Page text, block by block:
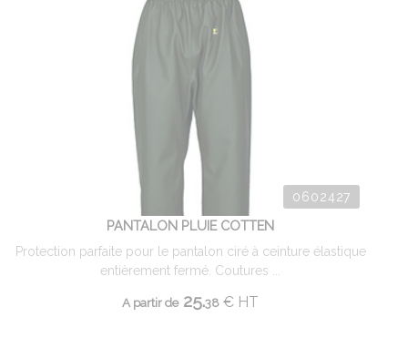
0602427
PANTALON PLUIE COTTEN
Protection parfaite pour le pantalon ciré à ceinture élastique
entièrement fermé. Coutures ...
A partir de25.38 € HT